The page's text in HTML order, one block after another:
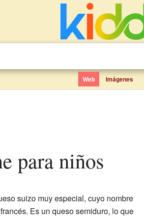
Web Imágenes
para niños
suizo muy especial, cuyo nombre
Es un queso semiduro, lo que